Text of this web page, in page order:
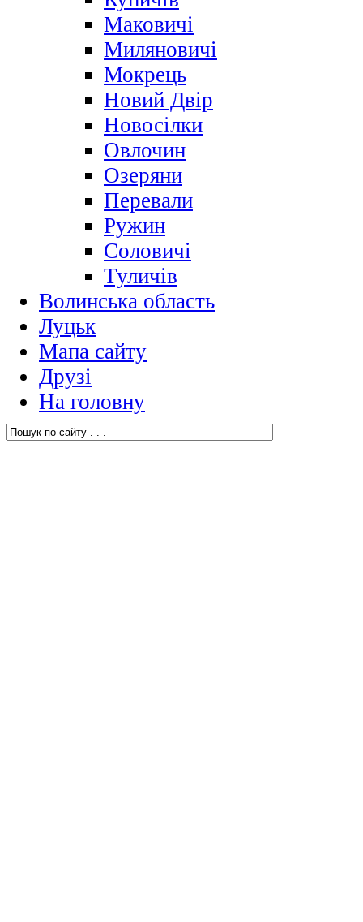
Маковичі
Миляновичі
Мокрець
Новий Двір
Новосілки
Овлочин
Озеряни
Перевали
Ружин
Соловичі
Туличів
Волинська область
Луцьк
Мапа сайту
Друзі
На головну